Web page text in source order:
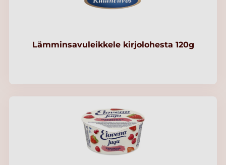
Lämminsavuleikkele kirjolohesta 120g